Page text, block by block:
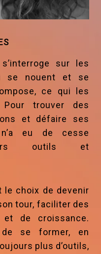
sur les
se nouent et se
ce qui les
trouver des
et défaire ses
eu de cesse
outils et
le choix de devenir
tour, faciliter des
de croissance.
se former, en
plus d’outils,